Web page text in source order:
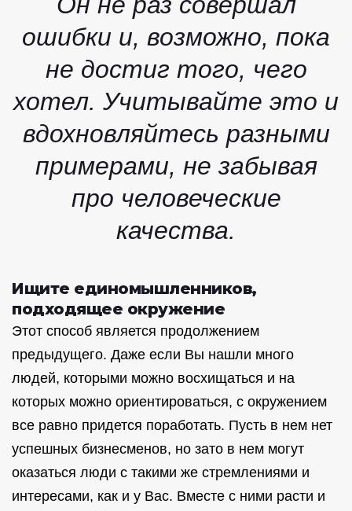
ошибки и, возможно, пока
не достиг того, чего
хотел. Учитывайте это и
вдохновляйтесь разными
примерами, не забывая
про человеческие
качества.
Ищите единомышленников,
подходящее окружение
Этот способ является продолжением
предыдущего. Даже если Вы нашли много
людей, которыми можно восхищаться и на
которых можно ориентироваться, с окружением
все равно придется поработать. Пусть в нем нет
успешных бизнесменов, но зато в нем могут
оказаться люди с такими же стремлениями и
интересами, как и у Вас. Вместе с ними расти и